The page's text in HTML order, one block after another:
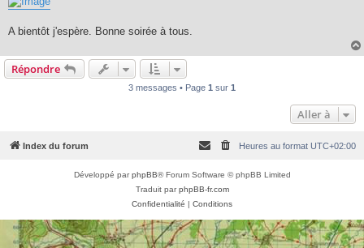
A bientôt j'espère. Bonne soirée à tous.
Répondre
3 messages • Page 1 sur 1
Aller à
Index du forum Heures au format UTC+02:00
Développé parphpBB® Forum Software © phpBB Limited
Traduit parphpBB-fr.com
Confidentialité | Conditions